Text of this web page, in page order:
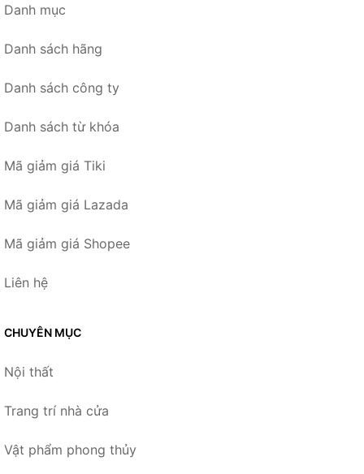
Danh mục
Danh sách hãng
Danh sách công ty
Danh sách từ khóa
Mã giảm giá Tiki
Mã giảm giá Lazada
Mã giảm giá Shopee
Liên hệ
CHUYÊN MỤC
Nội thất
Trang trí nhà cửa
Vật phẩm phong thủy